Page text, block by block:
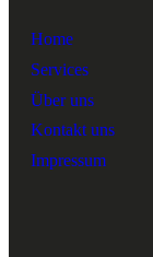
Home
Services
Über uns
Kontakt uns
Impressum